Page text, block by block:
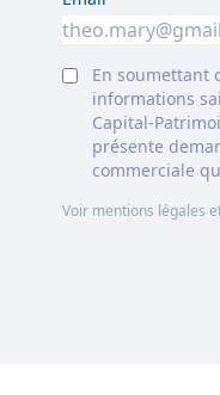
En soumettant
informations
Capital-
présente
commerciale
Voir mentions légales